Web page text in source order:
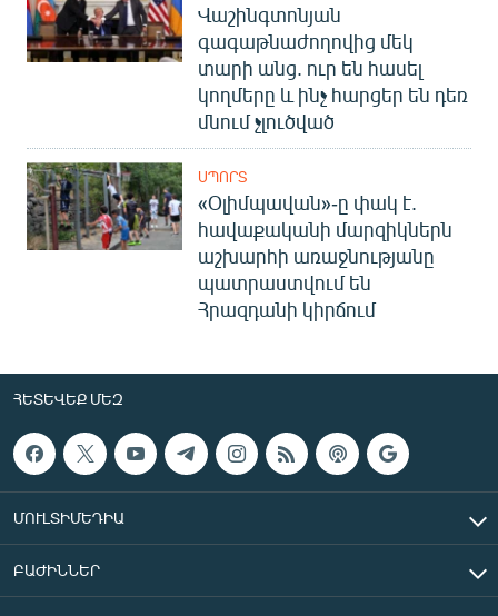
Վաշինգտոնյան
գագաթնաժողովից մեկ
տարի անց. ուր են հասել
կողմերը և ինչ հարցեր են դեռ
մնում չլուծված
ՍՊՈՐՏ
«Օլիմպավան»-ը փակ է.
հավաքականի մարզիկներն
աշխարհի առաջնությանը
պատրաստվում են
Հրազդանի կիրճում
ՀԵՏԵՎԵՔ ՄԵԶ
ՄՈՒԼՏԻՄԵԴԻԱ
ԲԱԺԻՆՆԵՐ